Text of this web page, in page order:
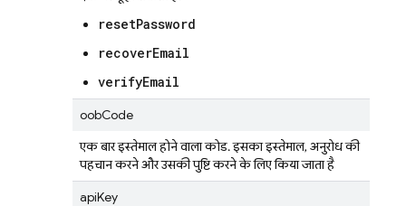
resetPassword
recoverEmail
verifyEmail
oobCode
एक बार इस्तेमाल होने वाला कोड. इसका इस्तेमाल, अनुरोध की
पहचान करने और उसकी पुष्टि करने के लिए किया जाता है
apiKey